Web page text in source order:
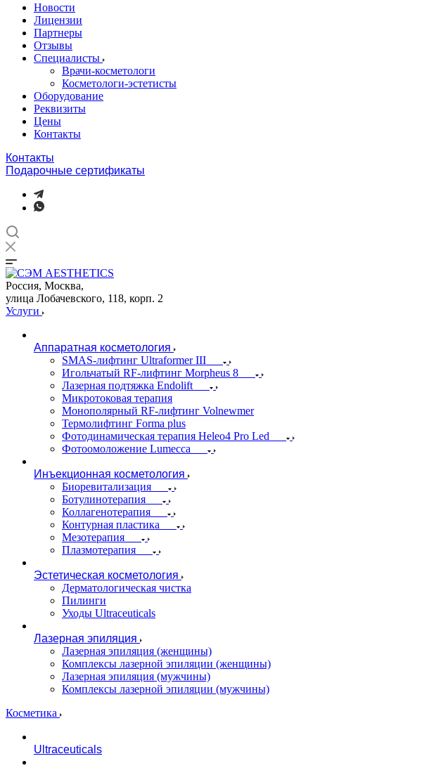
Новости
Лицензии
Партнеры
Отзывы
Специалисты
Врачи-косметологи
Косметологи-эстетисты
Оборудование
Реквизиты
Цены
Контакты
Контакты
Подарочные сертификаты
Россия, Москва,
улица Лобачевского, 118, корп. 2
Услуги
Аппаратная косметология
SMAS-лифтинг Ultraformer III
Игольчатый RF-лифтинг Morpheus 8
Лазерная подтяжка Endolift
Микротоковая терапия
Монополярный RF-лифтинг Volnewmer
Термолифтинг Forma plus
Фотодинамическая терапия Heleo4 Pro Led
Фотоомоложение Lumecca
Инъекционная косметология
Биоревитализация
Ботулинотерапия
Коллагенотерапия
Контурная пластика
Мезотерапия
Плазмотерапия
Эстетическая косметология
Дерматологическая чистка
Пилинги
Уходы Ultraceuticals
Лазерная эпиляция
Лазерная эпиляция (женщины)
Комплексы лазерной эпиляции (женщины)
Лазерная эпиляция (мужчины)
Комплексы лазерной эпиляции (мужчины)
Косметика
Ultraceuticals